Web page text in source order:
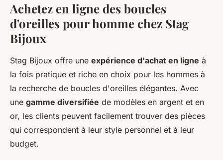
Achetez en ligne des boucles
d'oreilles pour homme chez Stag
Bijoux
Stag Bijoux offre une expérience d'achat en ligne à
la fois pratique et riche en choix pour les hommes à
la recherche de boucles d'oreilles élégantes. Avec
une gamme diversifiée de modèles en argent et en
or, les clients peuvent facilement trouver des pièces
qui correspondent à leur style personnel et à leur
budget.